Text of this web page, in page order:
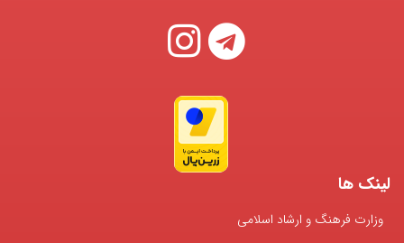
لینک ها
وزارت فرهنگ و ارشاد اسلامی